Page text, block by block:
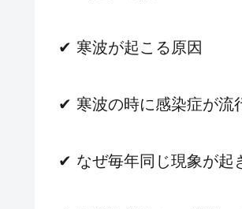
✔ 寒波が起こる原因
✔ 寒波の時に感染症が流
✔ なぜ毎年同じ現象が起